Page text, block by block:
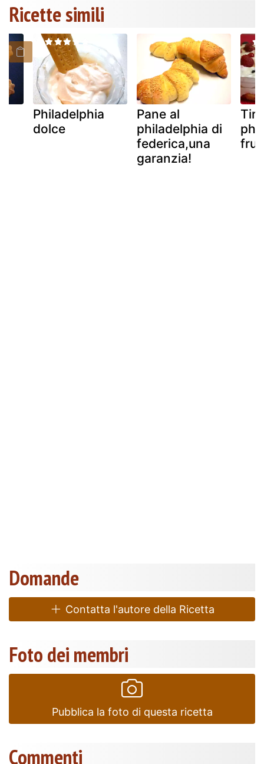
Ricette simili
Philadelphia
dolce
Pane al
philadelphia di
federica,una
garanzia!
Domande
Contatta l'autore della Ricetta
Foto dei membri
Pubblica la foto di questa ricetta
Commenti